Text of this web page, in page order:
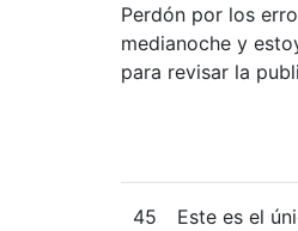
Perdón por los
medianoche y
para revisar la
45
Este es el